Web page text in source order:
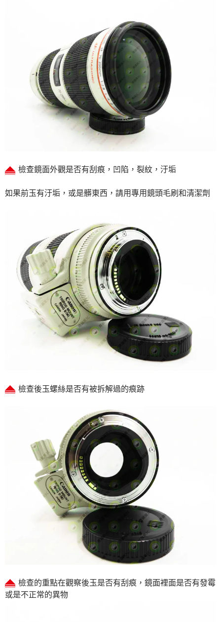
檢查鏡面外觀是否有刮痕，凹陷，裂紋，汙垢
如果前玉有汙垢，或是髒東西，請用專用鏡頭毛刷和清潔劑
檢查後玉螺絲是否有被拆解過的痕跡
檢查的重點在觀察後玉是否有刮痕，鏡面裡面是否有發霉
或是不正常的異物